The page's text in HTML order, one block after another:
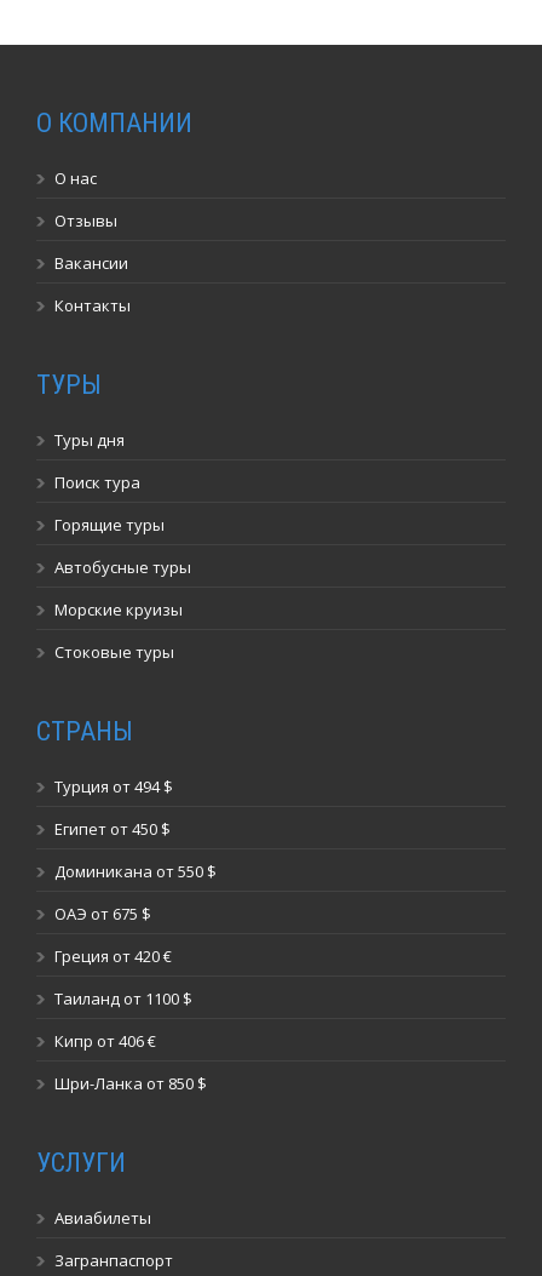
О КОМПАНИИ
О нас
Отзывы
Вакансии
Контакты
ТУРЫ
Туры дня
Поиск тура
Горящие туры
Автобусные туры
Морские круизы
Стоковые туры
СТРАНЫ
Турция от 494 $
Египет от 450 $
Доминикана от 550 $
ОАЭ от 675 $
Греция от 420 €
Таиланд от 1100 $
Кипр от 406 €
Шри-Ланка от 850 $
УСЛУГИ
Авиабилеты
Загранпаспорт